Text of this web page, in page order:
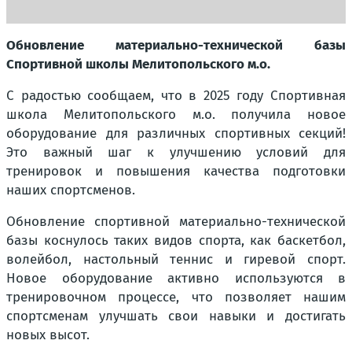
Обновление материально-технической базы
Спортивной школы Мелитопольского м.о.
С радостью сообщаем, что в 2025 году Спортивная
школа Мелитопольского м.о. получила новое
оборудование для различных спортивных секций!
Это важный шаг к улучшению условий для
тренировок и повышения качества подготовки
наших спортсменов.
Обновление спортивной материально-технической
базы коснулось таких видов спорта, как баскетбол,
волейбол, настольный теннис и гиревой спорт.
Новое оборудование активно используются в
тренировочном процессе, что позволяет нашим
спортсменам улучшать свои навыки и достигать
новых высот.